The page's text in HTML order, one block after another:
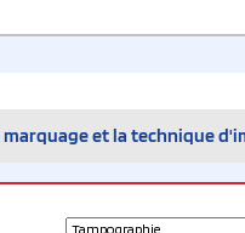
marquage et la technique